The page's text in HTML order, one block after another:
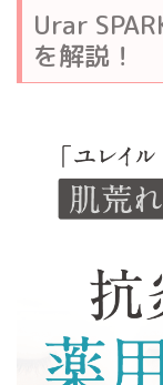
Urar
を解説！